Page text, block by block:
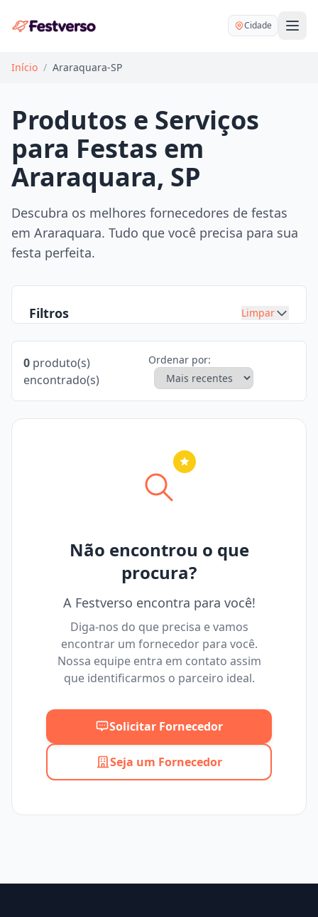
Cidade
Balões delivery
Decoração personalizada
Pegue e Monte
Festa na mesa
Mesas e cadeiras
Bartender
Buffet
DJ
Início / Araraquara-SP
Produtos e Serviços
para Festas em
Araraquara, SP
Descubra os melhores fornecedores de festas
em Araraquara. Tudo que você precisa para sua
festa perfeita.
Filtros Limpar
Máximo
0 produto(s)
encontrado(s)
Ordenar por:
Não encontrou o que
procura?
A Festverso encontra para você!
Diga-nos do que precisa e vamos
encontrar um fornecedor para você.
Nossa equipe entra em contato assim
que identificarmos o parceiro ideal.
Solicitar Fornecedor
Seja um Fornecedor